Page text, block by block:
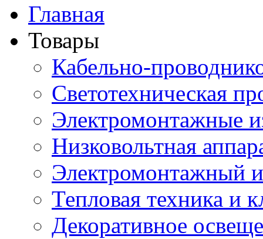
Главная
Товары
Кабельно-
Светотехническая
Электромонтажные
Низковольтная
Электромонтажный
Тепловая техника и
Декоративное